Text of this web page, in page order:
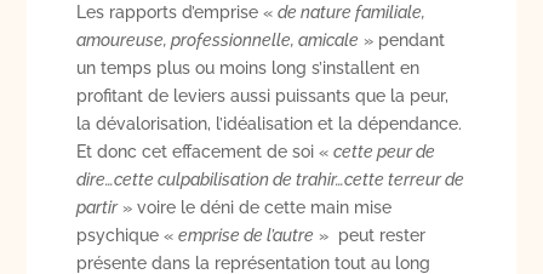
Les rapports d’emprise «de nature familiale,
amoureuse, professionnelle, amicale » pendant
un temps plus ou moins long s’installent en
profitant de leviers aussi puissants que la peur,
la dévalorisation, l’idéalisation et la dépendance.
Et donc cet effacement de soi «cette peur de
dire…cette culpabilisation de trahir…cette terreur de
partir» voire le déni de cette main mise
psychique «emprise de l’autre » peut rester
présente dans la représentation tout au long